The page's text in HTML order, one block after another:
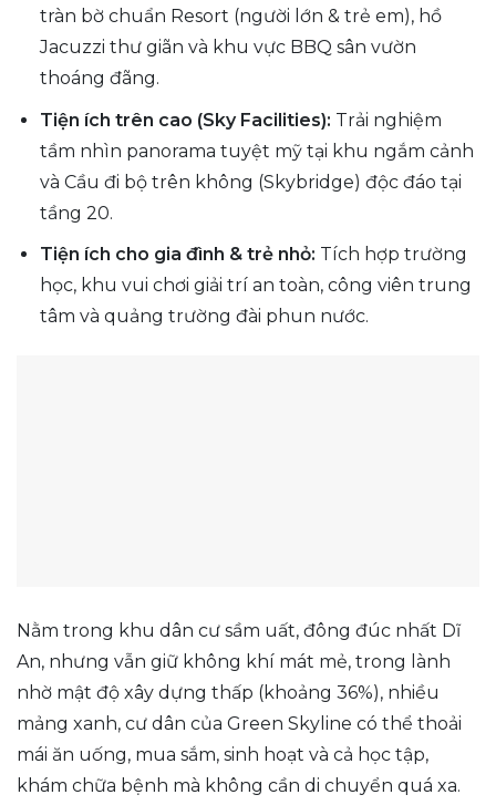
tràn bờ chuẩn Resort (người lớn & trẻ em), hồ
Jacuzzi thư giãn và khu vực BBQ sân vườn
thoáng đãng.
Tiện ích trên cao (Sky Facilities): Trải nghiệm
tầm nhìn panorama tuyệt mỹ tại khu ngắm cảnh
và Cầu đi bộ trên không (Skybridge) độc đáo tại
tầng 20.
Tiện ích cho gia đình & trẻ nhỏ: Tích hợp trường
học, khu vui chơi giải trí an toàn, công viên trung
tâm và quảng trường đài phun nước.
Nằm trong khu dân cư sầm uất, đông đúc nhất Dĩ
An, nhưng vẫn giữ không khí mát mẻ, trong lành
nhờ mật độ xây dựng thấp (khoảng 36%), nhiều
mảng xanh, cư dân của Green Skyline có thể thoải
mái ăn uống, mua sắm, sinh hoạt và cả học tập,
khám chữa bệnh mà không cần di chuyển quá xa.